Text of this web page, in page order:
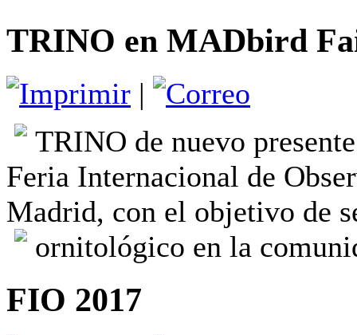
TRINO en MADbird
|
TRINO de nuevo
Feria Internacional de
Madrid, con el objetivo de
ornitológico en la
FIO 2017